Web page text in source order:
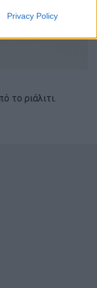
Privacy Policy
το ριάλιτι.